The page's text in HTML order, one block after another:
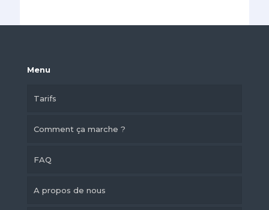
Menu
Tarifs
Comment ça marche ?
FAQ
A propos de nous